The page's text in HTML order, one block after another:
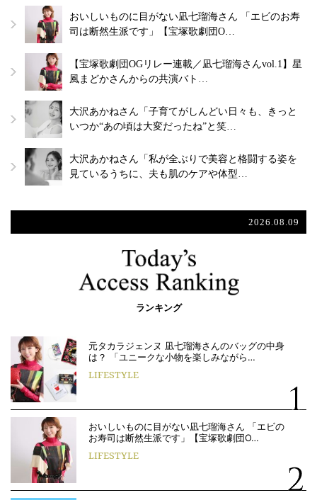
おいしいものに目がない凪七瑠海さん 「エビのお寿
司は断然生派です」【宝塚歌劇団O…
【宝塚歌劇団OGリレー連載／凪七瑠海さんvol.1】星
風まどかさんからの共演バト…
大沢あかねさん「子育てがしんどい日々も、きっと
いつか“あの頃は大変だったね”と笑…
大沢あかねさん「私が全ぶりで美容と格闘する姿を
見ているうちに、夫も肌のケアや体型…
2026.08.09
ランキング
元タカラジェンヌ 凪七瑠海さんのバッグの中身
は？ 「ユニークな小物を楽しみながら…
LIFESTYLE
おいしいものに目がない凪七瑠海さん 「エビの
お寿司は断然生派です」【宝塚歌劇団O…
LIFESTYLE